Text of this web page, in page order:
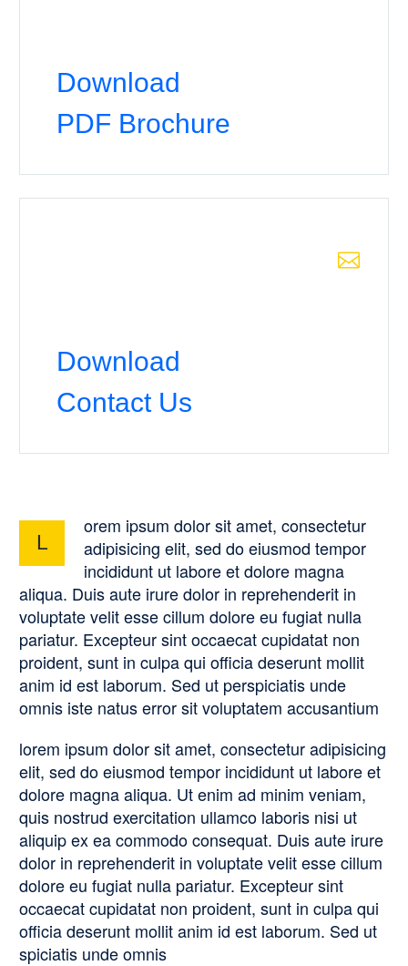
Download
PDF Brochure


Download
Contact Us
L
orem ipsum dolor sit amet, consectetur
adipisicing elit, sed do eiusmod tempor
incididunt ut labore et dolore magna
aliqua. Duis aute irure dolor in reprehenderit in
voluptate velit esse cillum dolore eu fugiat nulla
pariatur. Excepteur sint occaecat cupidatat non
proident, sunt in culpa qui officia deserunt mollit
anim id est laborum. Sed ut perspiciatis unde
omnis iste natus error sit voluptatem accusantium
lorem ipsum dolor sit amet, consectetur adipisicing
elit, sed do eiusmod tempor incididunt ut labore et
dolore magna aliqua. Ut enim ad minim veniam,
quis nostrud exercitation ullamco laboris nisi ut
aliquip ex ea commodo consequat. Duis aute irure
dolor in reprehenderit in voluptate velit esse cillum
dolore eu fugiat nulla pariatur. Excepteur sint
occaecat cupidatat non proident, sunt in culpa qui
officia deserunt mollit anim id est laborum. Sed ut
spiciatis unde omnis